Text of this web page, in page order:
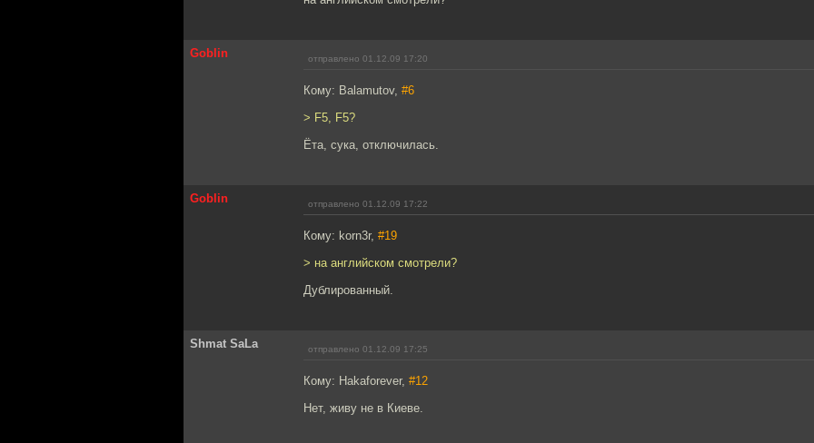
Goblin отправлено 01.12.09 17:20
Кому: Balamutov, #6
> F5, F5?
Ёта, сука, отключилась.
Goblin отправлено 01.12.09 17:22
Кому: korn3r, #19
> на английском смотрели?
Дублированный.
Shmat SaLa отправлено 01.12.09 17:25
Кому: Hakaforever, #12
Нет, живу не в Киеве.